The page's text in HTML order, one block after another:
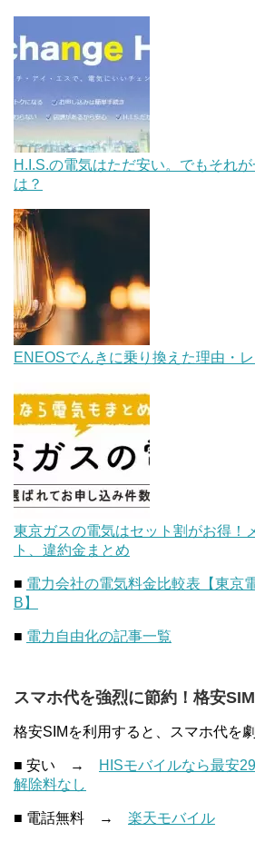
H.I.S.の電気はただ安い。でもそれ
は？
ENEOSでんきに乗り換えた理由・レ
東京ガスの電気はセット割がお得！
ト、違約金まとめ
■ 電力会社の電気料金比較表【東京
B】
■ 電力自由化の記事一覧
スマホ代を強烈に節約！格安SIM
格安SIMを利用すると、スマホ代を
■ 安い →
HISモバイルなら最安
解除料なし
■ 電話無料 → 楽天モバイル